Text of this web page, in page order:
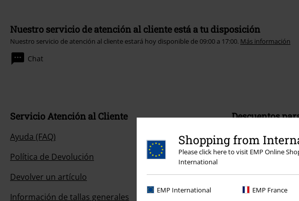
Shopping from
Please click here to visit EMP Online
International
EMP International EMP France
Nuestro servicio de atención al cliente está a tu disposición
Nuestro servicio de atención al cliente estará hoy disponible de 09:00 a 17:00. Más información
Chat
Servicio Atención al Cliente
Ayuda (FAQ)
Política de Devolución
Devolver un artículo
Información de tallas generales
Descuentos
Concursos
Cheques Regalo
Descuento para
EMP Backstage